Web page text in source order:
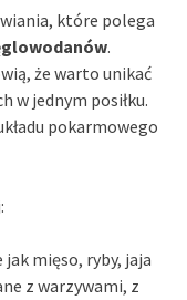
które polega
.
że warto unikać
w jednym posiłku.
pokarmowego
jak mięso, ryby, jaja
z warzywami, z